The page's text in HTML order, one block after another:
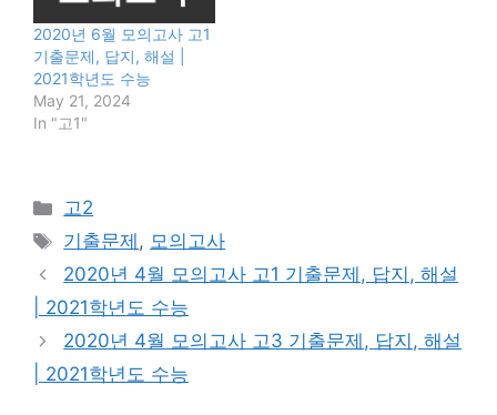
2020년 6월 모의고사 고1
기출문제, 답지, 해설 |
2021학년도 수능
May 21, 2024
In "고1"
Categories
고2
Tags
기출문제 , 모의고사
2020년 4월 모의고사 고1 기출문제, 답지, 해설
| 2021학년도 수능
2020년 4월 모의고사 고3 기출문제, 답지, 해설
| 2021학년도 수능